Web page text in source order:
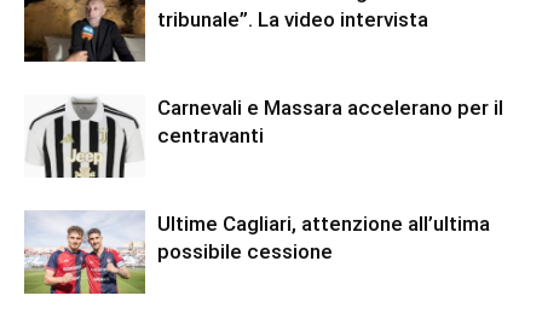
tribunale”. La video intervista
Carnevali e Massara accelerano per il
centravanti
Ultime Cagliari, attenzione all’ultima
possibile cessione